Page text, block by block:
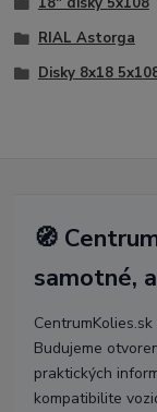
RIAL Astorga
Disky 8x18
🧭
samotné,
Budujeme
praktických
kompatibilite